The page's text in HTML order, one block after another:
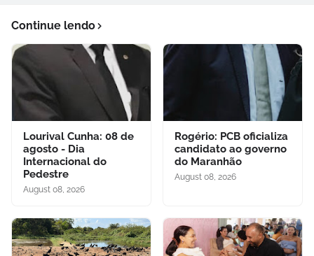
Continue lendo
Lourival Cunha: 08 de
agosto - Dia
Internacional do
Pedestre
August 08, 2026
Rogério: PCB oficializa
candidato ao governo
do Maranhão
August 08, 2026